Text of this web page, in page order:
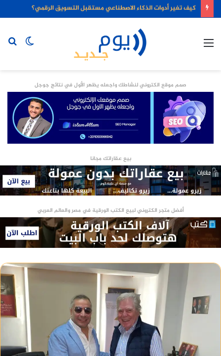
كيف تغير أدوات الذكاء الاصطناعي مستقبل التسويق الرقمي؟
الوضع
صمم موقع الكتروني لنشاطك واجعله يظهر الأول في نتائج جوجل
بيع عقاراتك مجانا
أفضل متجر الكتروني لبيع الكتب الورقية في مصر والعالم العربي